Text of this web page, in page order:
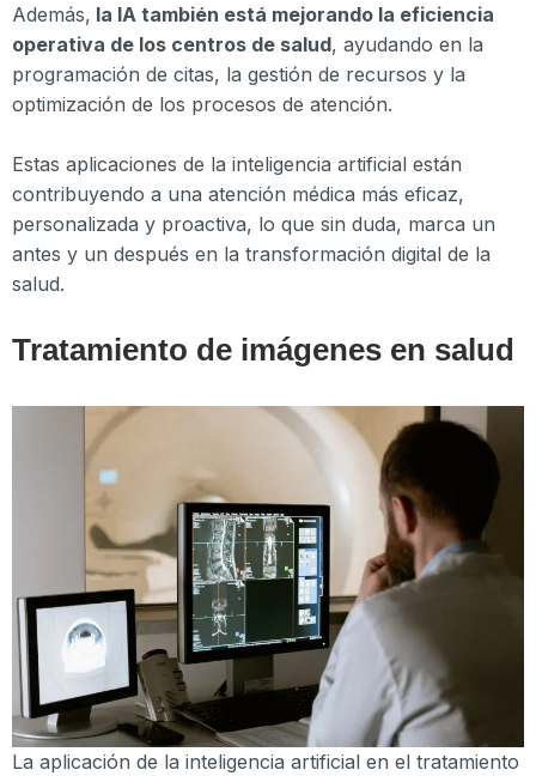
Además, la IA también está mejorando la eficiencia
operativa de los centros de salud, ayudando en la
programación de citas, la gestión de recursos y la
optimización de los procesos de atención.
Estas aplicaciones de la inteligencia artificial están
contribuyendo a una atención médica más eficaz,
personalizada y proactiva, lo que sin duda, marca un
antes y un después en la transformación digital de la
salud.
Tratamiento de imágenes en salud
La aplicación de la inteligencia artificial en el tratamiento